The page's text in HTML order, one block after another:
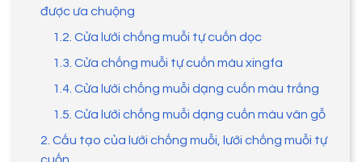
được ưa chuộng
1.2. Cửa lưới chống muỗi tự cuốn dọc
1.3. Cửa chống muỗi tự cuốn màu xingfa
1.4. Cửa lưới chống muỗi dạng cuốn màu trắng
1.5. Cửa lưới chống muỗi dạng cuốn màu vân gỗ
2. Cấu tạo của lưới chống muỗi, lưới chống muỗi tự